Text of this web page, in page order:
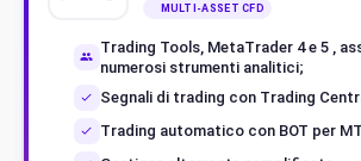
MULTI-ASSET CFD
Trading Tools, MetaTrader 4 e 5 ,
numerosi strumenti analitici;
Segnali di trading con Trading
Trading automatico con BOT per